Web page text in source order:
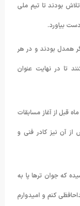
بودند تا تیم ملی
بیاورد.
همدل بودند و در هر
تا در نهایت عنوان
قبل از آغاز مسابقات
آن نیز کادر فنی و
که جوان ترها پا به
کنم و امیدوارم